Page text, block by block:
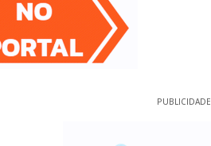
PUBLICIDADE